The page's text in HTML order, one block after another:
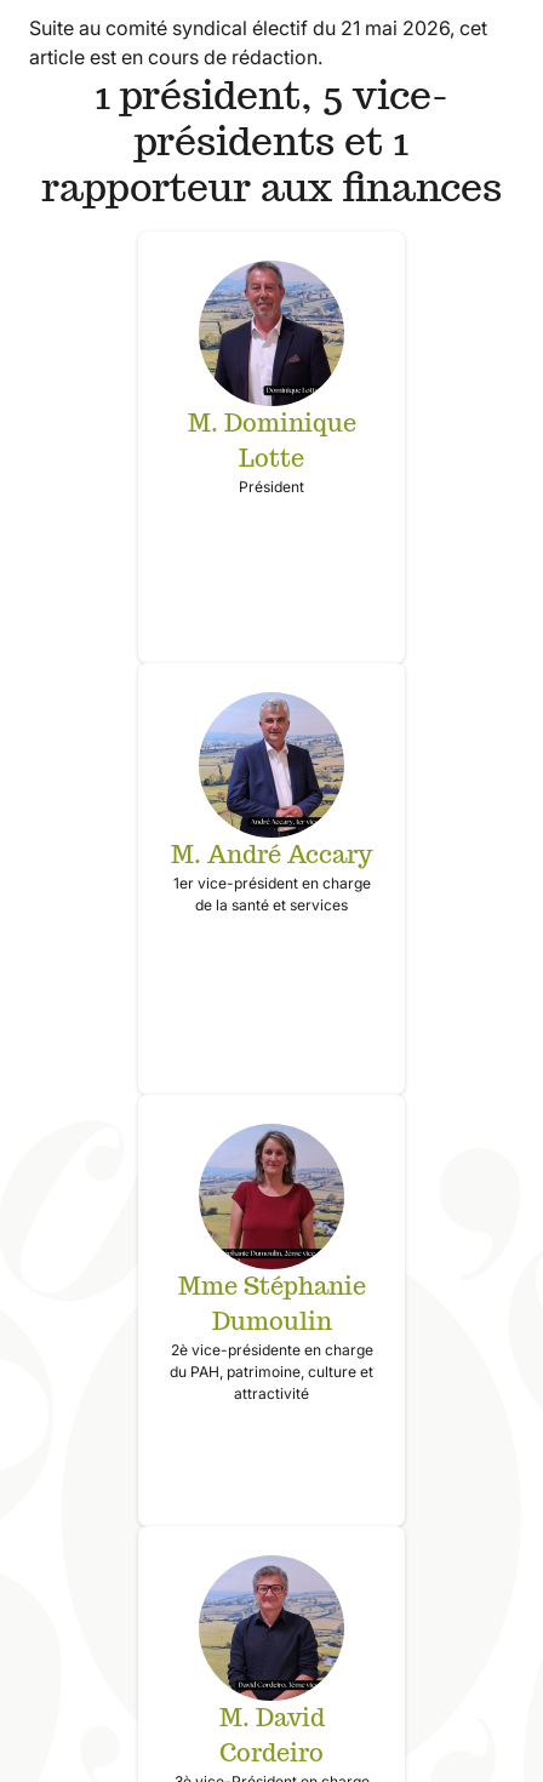
Suite au comité syndical électif du 21 mai 2026, cet
article est en cours de rédaction.
1 président, 5 vice-
présidents et 1
rapporteur aux finances
M. Dominique
Lotte
Président
M. André Accary
1er vice-président en charge
de la santé et services
Mme Stéphanie
Dumoulin
2è vice-présidente en charge
du PAH, patrimoine, culture et
attractivité
M. David
Cordeiro